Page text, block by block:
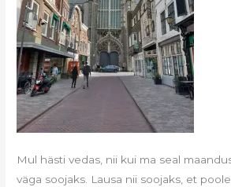
Mul hästi vedas, nii kui ma seal
väga soojaks. Lausa nii soojaks, et